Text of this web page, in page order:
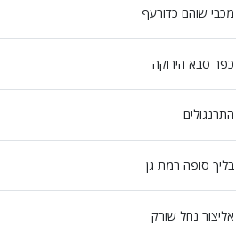
מכבי שוהם כדורעף
כפר סבא הירוקה
התרנגולים
בליך סופה רמת גן
אליצור נחל שורק